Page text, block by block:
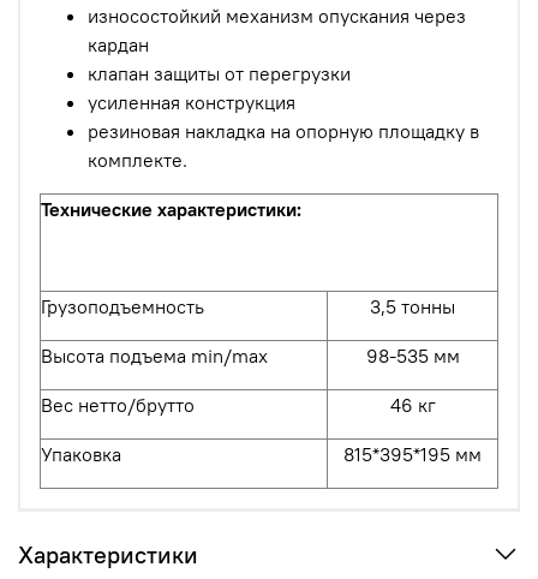
износостойкий механизм опускания через
кардан
клапан защиты от перегрузки
усиленная конструкция
резиновая накладка на опорную площадку в
комплекте.
Технические характеристики:
Грузоподъемность 3,5 тонны
Высота подъема min/max 98-535 мм
Вес нетто/брутто 46 кг
Упаковка 815*395*195 мм
Характеристики